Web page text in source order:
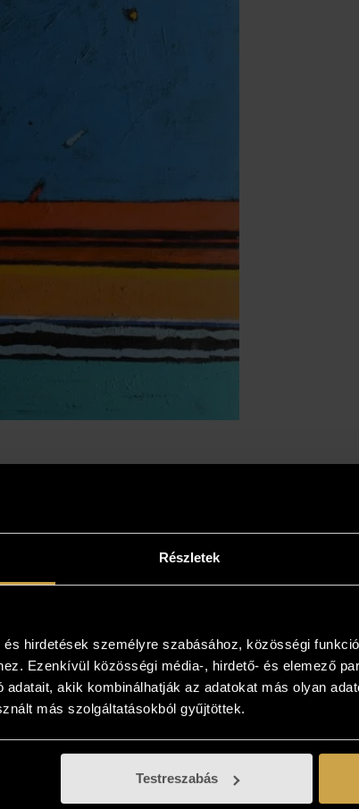
Részletek
hirdetések személyre szabásához, közösségi
Ezenkívül közösségi média-, hirdető- és elemező
adatait, akik kombinálhatják az adatokat más olyan
más szolgáltatásokból gyűjtöttek.
Testreszabás
meg az otthonában!